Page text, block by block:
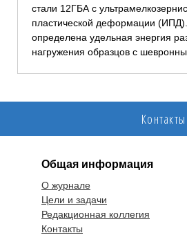
стали 12ГБА с
пластической деформации (ИПД).
определена удельная энергия
нагружения образцов с
Контакты
Общая информация
О журнале
Цели и задачи
Редакционная коллегия
Контакты